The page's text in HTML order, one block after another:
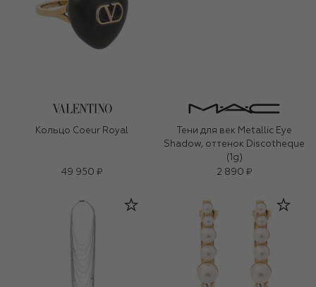
Кольцо Coeur Royal
49 950 ₽
Тени для век Metallic Eye
Shadow, оттенок Discotheque
(1g)
2 890 ₽